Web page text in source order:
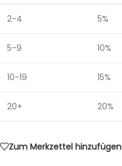
2-4 5%
5-9 10%
10-19 15%
20+ 20%
Zum Merkzettel hinzufügen